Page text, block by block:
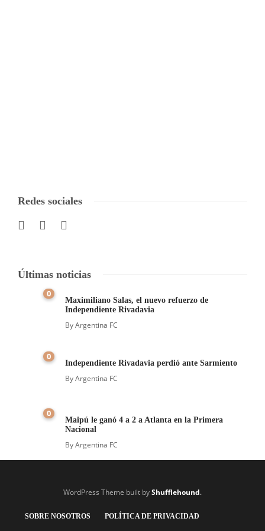
Redes sociales
Últimas noticias
0
Maximiliano Salas, el nuevo refuerzo de
Independiente Rivadavia
ByArgentina FC
0
Independiente Rivadavia perdió ante Sarmiento
ByArgentina FC
0
Maipú le ganó 4 a 2 a Atlanta en la Primera
Nacional
ByArgentina FC
WordPress Theme built byShufflehound.
SOBRE NOSOTROS POLÍTICA DE PRIVACIDAD